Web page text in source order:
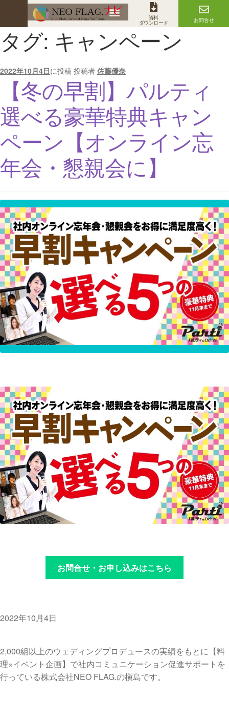
資料
ダウンロード
お問合せ
タグ: キャンペーン
2022年10月4日に投稿 投稿者 佐藤優奈
【冬の早割】パルティ
選べる豪華特典キャン
ペーン【オンライン忘
年会・懇親会に】
お問合せ・お申し込みはこちら
2022年10月4日
2,000組以上のウェディングプロデュースの実績をもとに【料
理×イベント企画】で社内コミュニケーション促進サポートを
行っている株式会社NEO FLAG.の槇島です。